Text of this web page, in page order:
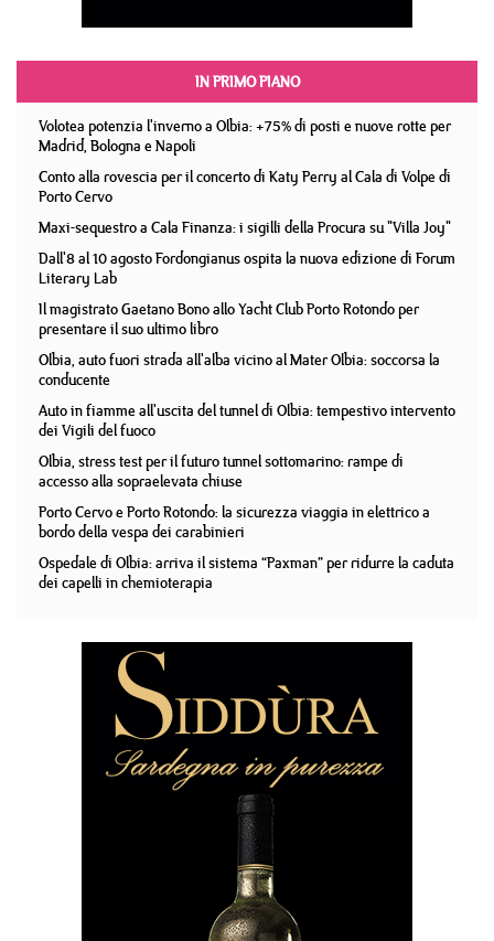
IN PRIMO PIANO
Volotea potenzia l'inverno a Olbia: +75% di posti e nuove rotte per
Madrid, Bologna e Napoli
Conto alla rovescia per il concerto di Katy Perry al Cala di Volpe di
Porto Cervo
Maxi-sequestro a Cala Finanza: i sigilli della Procura su "Villa Joy"
Dall'8 al 10 agosto Fordongianus ospita la nuova edizione di Forum
Literary Lab
Il magistrato Gaetano Bono allo Yacht Club Porto Rotondo per
presentare il suo ultimo libro
Olbia, auto fuori strada all'alba vicino al Mater Olbia: soccorsa la
conducente
Auto in fiamme all'uscita del tunnel di Olbia: tempestivo intervento
dei Vigili del fuoco
Olbia, stress test per il futuro tunnel sottomarino: rampe di
accesso alla sopraelevata chiuse
Porto Cervo e Porto Rotondo: la sicurezza viaggia in elettrico a
bordo della vespa dei carabinieri
Ospedale di Olbia: arriva il sistema “Paxman” per ridurre la caduta
dei capelli in chemioterapia